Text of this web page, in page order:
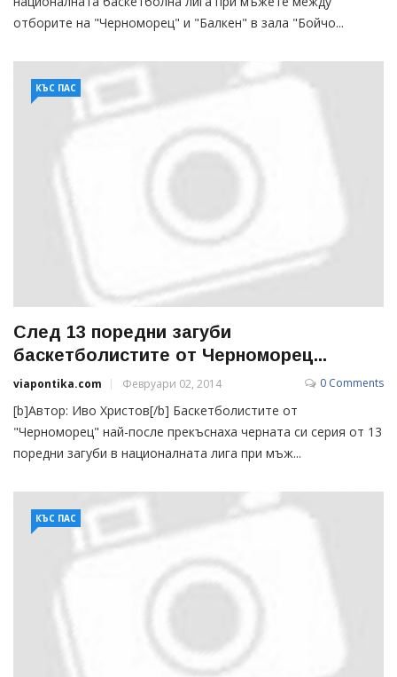
отборите на "Черноморец" и "Балкен" в зала "Бойчо...
КЪС ПАС
След 13 поредни загуби
баскетболистите от Черноморец...
viapontika.com Февруари 02, 2014 0 Comments
[b]Автор: Иво Христов[/b] Баскетболистите от
"Черноморец" най-после прекъснаха черната си серия от 13
поредни загуби в националната лига при мъж...
КЪС ПАС